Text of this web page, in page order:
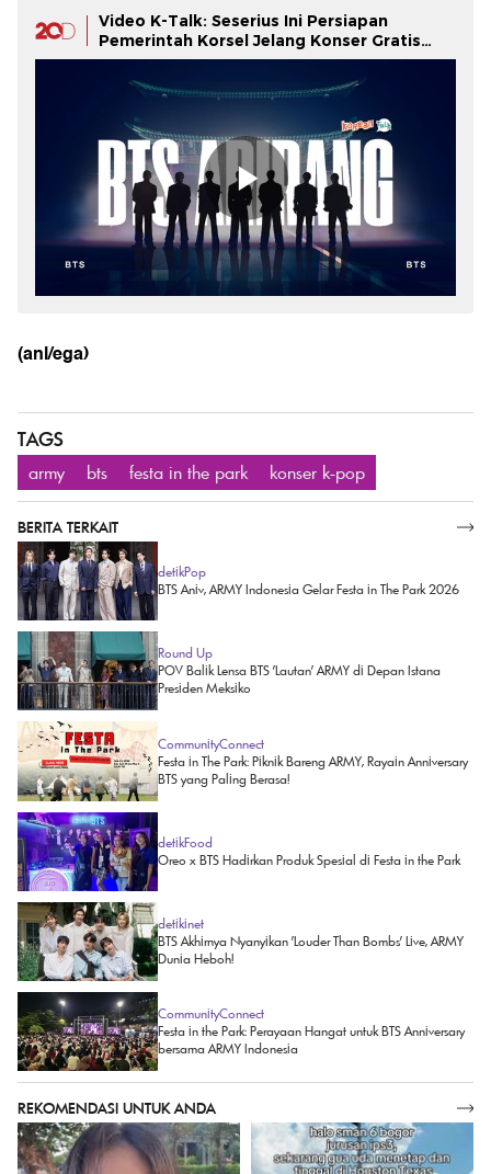
Video K-Talk: Seserius Ini Persiapan
Pemerintah Korsel Jelang Konser Gratis
BTS
(anl/ega)
TAGS
army bts festa in the park konser k-pop
BERITA TERKAIT
detikPop
BTS Aniv, ARMY Indonesia Gelar Festa in The Park 2026
Round Up
POV Balik Lensa BTS 'Lautan' ARMY di Depan Istana
Presiden Meksiko
CommunityConnect
Festa in The Park: Piknik Bareng ARMY, Rayain Anniversary
BTS yang Paling Berasa!
detikFood
Oreo x BTS Hadirkan Produk Spesial di Festa in the Park
detikinet
BTS Akhirnya Nyanyikan 'Louder Than Bombs' Live, ARMY
Dunia Heboh!
CommunityConnect
Festa in the Park: Perayaan Hangat untuk BTS Anniversary
bersama ARMY Indonesia
REKOMENDASI UNTUK ANDA